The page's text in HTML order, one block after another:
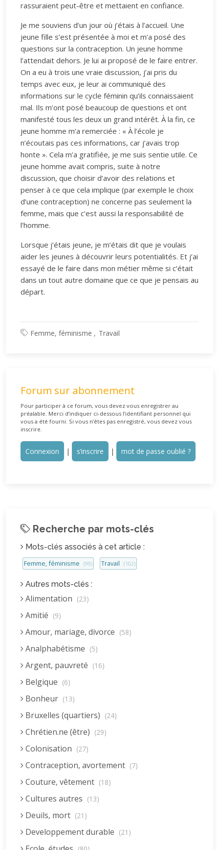
rassuraient peut-être et mettaient en confiance.
Je me souviens d’un jour où j’étais à l’accueil. Une
jeune fille s’est présentée à moi et m’a posé des
questions sur la contraception. Un jeune homme
l’attendait dehors. Je lui ai proposé de le faire entrer.
On a eu à trois une vraie discussion, j’ai pris du
temps avec eux, je leur ai communiqué des
informations sur le cycle féminin qu’ils connaissaient
mal. Ils m’ont posé beaucoup de questions et ont
manifesté tous les deux un grand intérêt. À la fin, ce
jeune homme m’a remerciée : « À l’école je
n’écoutais pas ces informations, car j’avais trop
honte ». Cela m’a gratifiée, je me suis sentie utile. Ce
jeune homme avait compris, suite à notre
discussion, que choisir d’avoir des relations et
penser à ce que cela implique (par exemple le choix
d’une contraception) ne concerne pas seulement la
femme, mais que c’est aussi la responsabilité de
l’homme.
Lorsque j’étais jeune, je m’étais dit que je voulais
aider les jeunes à découvrir leurs potentialités. Et j’ai
essayé de le faire dans mon métier même si c’était
dans un tout autre domaine que ce que je pensais au
départ.
Femme, féminisme Travail
Forum sur abonnement
Pour participer à ce forum, vous devez vous enregistrer au
préalable. Merci d’indiquer ci-dessous l’identifiant personnel qui
vous a été fourni. Si vous n’êtes pas enregistré, vous devez vous
inscrire.
Connexion | s’inscrire | mot de passe oublié ?
Recherche par mots-clés
Mots-clés associés à cet article :
Femme, féminisme (99) Travail (102)
Autres mots-clés :
Alimentation (23)
Amitié (9)
Amour, mariage, divorce (58)
Analphabétisme (5)
Argent, pauvreté (16)
Belgique (6)
Bonheur (13)
Bruxelles (quartiers) (24)
Chrétien.ne (être) (29)
Colonisation (27)
Contraception, avortement (7)
Couture, vêtement (18)
Cultures autres (13)
Deuils, mort (21)
Developpement durable (21)